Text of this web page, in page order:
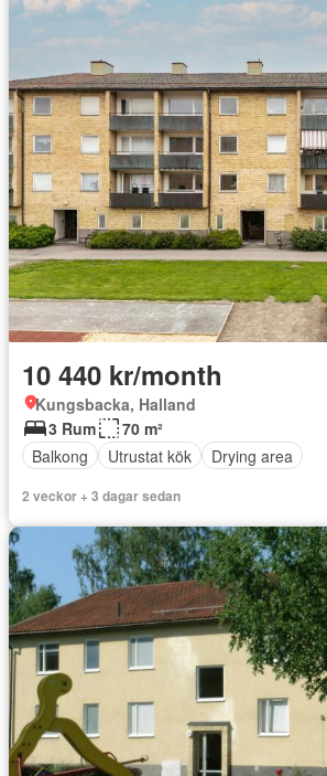
10 440 kr/month
Kungsbacka, Halland
3 Rum
70 m²
Balkong
Utrustat kök Drying area
2 veckor + 3 dagar sedan